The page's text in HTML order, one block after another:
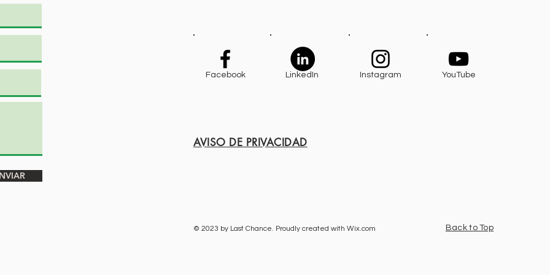
Facebook LinkedIn Instagram YouTube
AVISO DE PRIVACIDAD
© 2023 by Last Chance. Proudly created with Wix.com Back to Top